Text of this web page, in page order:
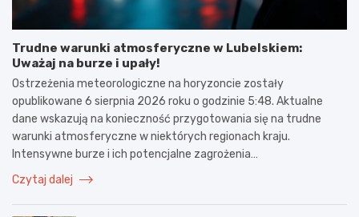
Trudne warunki atmosferyczne w Lubelskiem:
Uważaj na burze i upały!
Ostrzeżenia meteorologiczne na horyzoncie zostały
opublikowane 6 sierpnia 2026 roku o godzinie 5:48. Aktualne
dane wskazują na konieczność przygotowania się na trudne
warunki atmosferyczne w niektórych regionach kraju.
Intensywne burze i ich potencjalne zagrożenia…
Czytaj dalej